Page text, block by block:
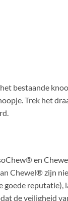
bestaande
Trek het
en
Chewel® zijn
goede
de veiligheid